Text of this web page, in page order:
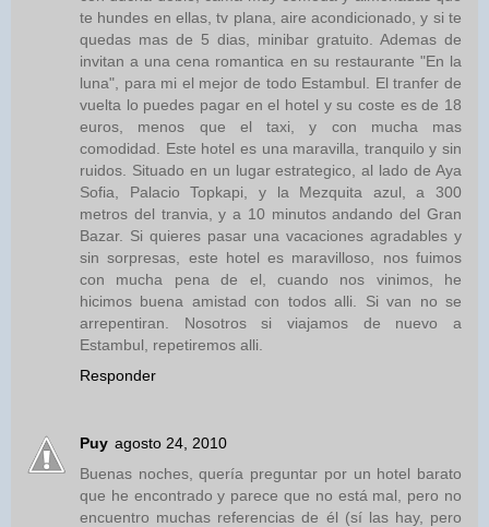
te hundes en ellas, tv plana, aire acondicionado, y si te
quedas mas de 5 dias, minibar gratuito. Ademas de
invitan a una cena romantica en su restaurante "En la
luna", para mi el mejor de todo Estambul. El tranfer de
vuelta lo puedes pagar en el hotel y su coste es de 18
euros, menos que el taxi, y con mucha mas
comodidad. Este hotel es una maravilla, tranquilo y sin
ruidos. Situado en un lugar estrategico, al lado de Aya
Sofia, Palacio Topkapi, y la Mezquita azul, a 300
metros del tranvia, y a 10 minutos andando del Gran
Bazar. Si quieres pasar una vacaciones agradables y
sin sorpresas, este hotel es maravilloso, nos fuimos
con mucha pena de el, cuando nos vinimos, he
hicimos buena amistad con todos alli. Si van no se
arrepentiran. Nosotros si viajamos de nuevo a
Estambul, repetiremos alli.
Responder
Puy agosto 24, 2010
Buenas noches, quería preguntar por un hotel barato
que he encontrado y parece que no está mal, pero no
encuentro muchas referencias de él (sí las hay, pero